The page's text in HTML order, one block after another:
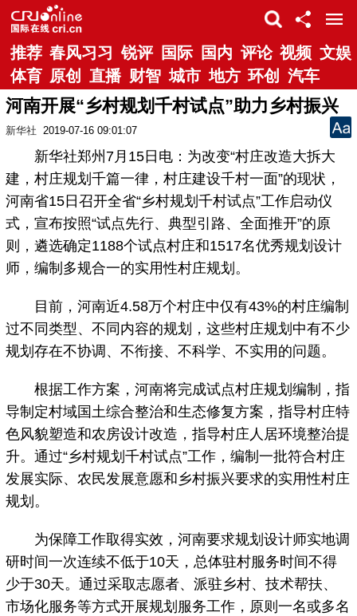
推荐 春风习习 锐评 国际 国内 评论 视频 文娱
体育 原创 直播 财智 城市 地方 环创 汽车
河南开展“乡村规划千村试点”助力乡村振兴
新华社 2019-07-16 09:01:07
新华社郑州7月15日电：为改变“村庄改造大拆大
建，村庄规划千篇一律，村庄建设千村一面”的现状，
河南省15日召开全省“乡村规划千村试点”工作启动仪
式，宣布按照“试点先行、典型引路、全面推开”的原
则，遴选确定1188个试点村庄和1517名优秀规划设计
师，编制多规合一的实用性村庄规划。
目前，河南近4.58万个村庄中仅有43%的村庄编制
过不同类型、不同内容的规划，这些村庄规划中有不少
规划存在不协调、不衔接、不科学、不实用的问题。
根据工作方案，河南将完成试点村庄规划编制，指
导制定村域国土综合整治和生态修复方案，指导村庄特
色风貌塑造和农房设计改造，指导村庄人居环境整治提
升。通过“乡村规划千村试点”工作，编制一批符合村庄
发展实际、农民发展意愿和乡村振兴要求的实用性村庄
规划。
为保障工作取得实效，河南要求规划设计师实地调
研时间一次连续不低于10天，总体驻村服务时间不得
少于30天。通过采取志愿者、派驻乡村、技术帮扶、
市场化服务等方式开展规划服务工作，原则一名或多名